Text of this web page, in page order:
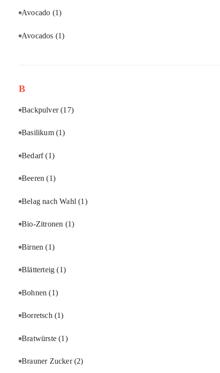
Avocado (1)
Avocados (1)
B
Backpulver(17)
Basilikum (1)
Bedarf(1)
Beeren(1)
Belag nach Wahl(1)
Bio-Zitronen (1)
Birnen(1)
Blätterteig(1)
Bohnen(1)
Borretsch (1)
Bratwürste(1)
Brauner Zucker(2)